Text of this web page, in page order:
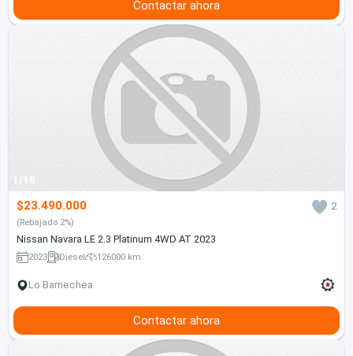
Contactar ahora
1/19
$23.490.000 2
(Rebajado 2%)
Nissan Navara LE 2.3 Platinum 4WD AT 2023
2023 Diesel 126000 km
Lo Barnechea
Contactar ahora